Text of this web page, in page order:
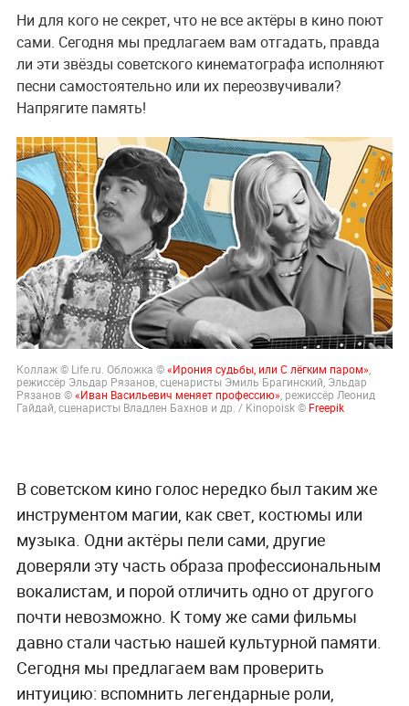
Ни для кого не секрет, что не все актёры в кино поют
сами. Сегодня мы предлагаем вам отгадать, правда
ли эти звёзды советского кинематографа исполняют
песни самостоятельно или их переозвучивали?
Напрягите память!
Коллаж © Life.ru. Обложка ©«Ирония судьбы, или С лёгким паром»
режиссёр Эльдар Рязанов, сценаристы Эмиль Брагинский, Эльдар
Рязанов ©«Иван Васильевич меняет профессию» , режиссёр Леонид
Гайдай, сценаристы Владлен Бахнов и др. / Kinopoisk © Freepik
В советском кино голос нередко был таким же
инструментом магии, как свет, костюмы или
музыка. Одни актёры пели сами, другие
доверяли эту часть образа профессиональным
вокалистам, и порой отличить одно от другого
почти невозможно. К тому же сами фильмы
давно стали частью нашей культурной памяти.
Сегодня мы предлагаем вам проверить
интуицию: вспомнить легендарные роли,